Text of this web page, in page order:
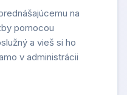
na
pomocou
a vieš si ho
v administrácii